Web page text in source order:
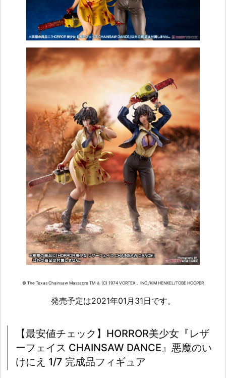
© The Texas Chainsaw Massacre TM ＆ (C) 1974 VORTEX， INC./KIM HENKEL/TOBE HOOPER
発売予定は2021年01月31日です。
【最安値チェック】HORROR美少女『レザ
ーフェイス CHAINSAW DANCE』悪魔のい
けにえ 1/7 完成品フィギュア